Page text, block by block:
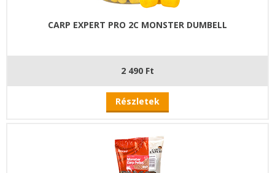
CARP EXPERT PRO 2C MONSTER DUMBELL
2 490 Ft
Részletek